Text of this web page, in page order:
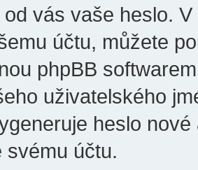
vás vaše heslo.
účtu, můžete
phpBB
uživatelského
heslo
svému účtu.